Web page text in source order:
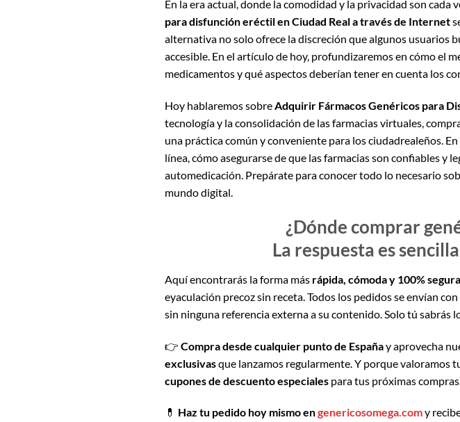
En la era actual, donde la comodidad y la privacidad son cada
para disfunción eréctil en Ciudad Real a través de Internet
alternativa no solo ofrece la discreción que algunos usuarios
accesible. En el artículo de hoy, profundizaremos en cómo el
medicamentos y qué aspectos deberían tener en cuenta los
Hoy hablaremos sobreAdquirir Fármacos Genéricos para
tecnología y la consolidación de las farmacias virtuales,
una práctica común y conveniente para los ciudadrealeños.
línea, cómo asegurarse de que las farmacias son confiables y
automedicación. Prepárate para conocer todo lo necesario
mundo digital.
¿Dónde comprar
La respuesta es
Aquí encontrarás la forma más rápida, cómoda y 100% segura
eyaculación precoz sin receta. Todos los pedidos se envían con
sin ninguna referencia externa a su contenido. Solo tú sabrás
👉 Compra desde cualquier punto de Españay aprovecha
exclusivasque lanzamos regularmente. Y porque valoramos
cupones de descuento especiales para tus próximas compras.
💊 Haz tu pedido hoy mismo engenericosomega.comy